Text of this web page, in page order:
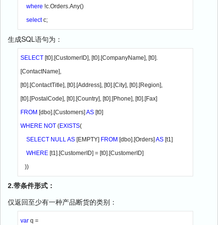
where !c.Orders.Any()
select c;
生成SQL语句为：
SELECT [t0].[CustomerID], [t0].[CompanyName], [t0].
[ContactName],
[t0].[ContactTitle], [t0].[Address], [t0].[City], [t0].[Region],
FROM [dbo].[Customers] AS
WHERE NOT (EXISTS(
SELECT NULL AS [EMPTY] FROM [dbo].[Orders] AS [t1]
WHERE [t1].[CustomerID] = [t0].[CustomerID]
   ))
2.带条件形式：
仅返回至少有一种产品断货的类别：
var q =